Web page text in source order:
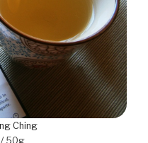
Ching
/ 50g